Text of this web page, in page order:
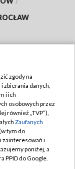
zgody na
zbierania danych,
i ich
osobowych przez
również „TVP”),
Zaufanych
tym do
zainteresowań i
poniżej, a
PPID do Google.